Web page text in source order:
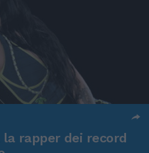
la rapper dei record